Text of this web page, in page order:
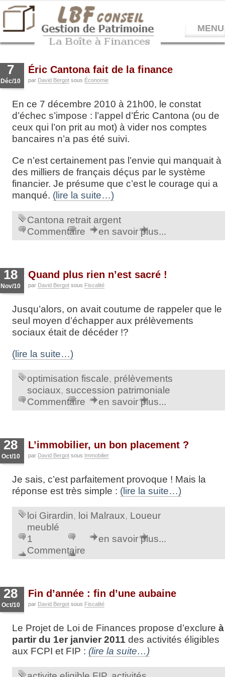
MENU
7
Déc/10
Éric Cantona fait de la finance
par David Bergot sous Économie
En ce 7 décembre 2010 à 21h00, le constat
d’échec s’impose : l’appel d’Éric Cantona (ou de
ceux qui l’on prit au mot) à vider nos comptes
bancaires n’a pas été suivi.
Ce n’est certainement pas l’envie qui manquait à
des milliers de français déçus par le système
financier. Je présume que c’est le courage qui a
manqué. (lire la suite…)
Cantona retrait argent
Commentaire
en savoir plus...
18
Nov/10
Quand plus rien n’est sacré !
par David Bergot sous Fiscalité
Jusqu’alors, on avait coutume de rappeler que le
seul moyen d’échapper aux prélèvements
sociaux était de décéder !?
(lire la suite…)
optimisation fiscale, prélèvements
sociaux, succession patrimoniale
Commentaire
en savoir plus...
28
Oct/10
L’immobilier, un bon placement ?
par David Bergot sous Immobilier
Je sais, c’est parfaitement provoque ! Mais la
réponse est très simple : (lire la suite…)
loi Girardin, loi Malraux, Loueur
meublé
1
Commentaire
en savoir plus...
28
Oct/10
Fin d’année : fin d’une aubaine
par David Bergot sous Fiscalité
Le Projet de Loi de Finances propose d’exclure à
partir du 1er janvier 2011 des activités éligibles
aux FCPI et FIP : (lire la suite…)